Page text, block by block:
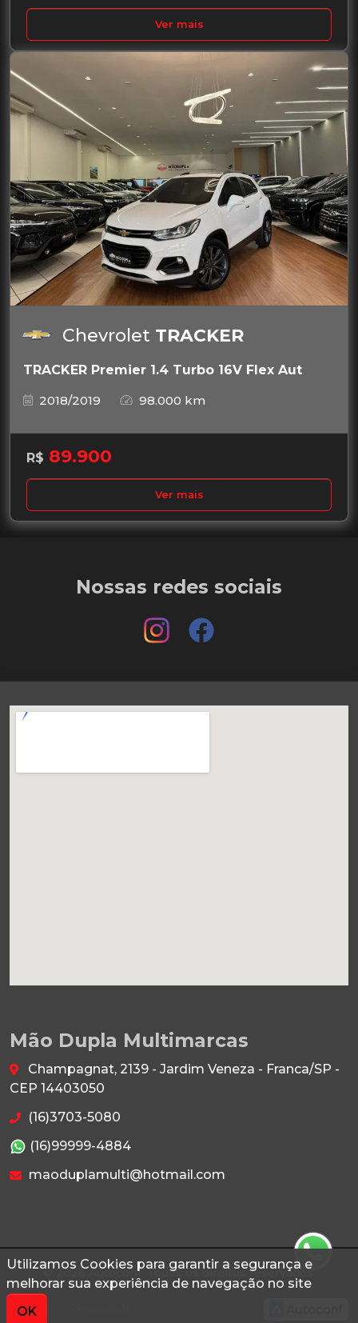
Utilizamos Cookies para garantir a segurança e
melhorar sua experiência de navegação no site
OK
Ver mais
Chevrolet TRACKER
TRACKER Premier 1.4 Turbo 16V Flex Aut
2018/2019
98.000 km
R$ 89.900
Ver mais
Nossas redes sociais
Mão Dupla Multimarcas
Champagnat, 2139 - Jardim Veneza - Franca/SP -
CEP 14403050
(16)3703-5080
(16)99999-4884
maoduplamulti@hotmail.com
© 2026 Autoconf. Todos os direitos reservados.
Termos